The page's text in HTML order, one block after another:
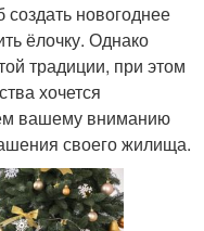
новогоднее
ёлочку. Однако
традиции, при этом
хочется
вашему вниманию
своего жилища.